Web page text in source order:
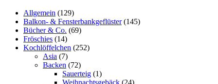
Allgemein (129)
Balkon- & Fensterbankgeflüster(145)
Bücher & Co. (69)
Fröschies (14)
Kochlöffelchen (252)
Asia (7)
Backen (72)
Sauerteig (1)
Weihnachtsgebäck (24)